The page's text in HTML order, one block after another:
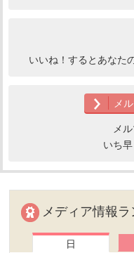
いいね！するとあなた
メ
メ
いち早
メディア情報
日